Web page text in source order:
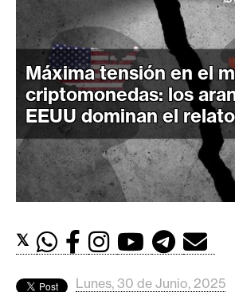
C
r
i
p
t
o
M
e
r
c
o
Máxima tensión en el
criptomonedas: los
EEUU dominan el relato
𝕏
Lunes, 30 de Junio, 2025